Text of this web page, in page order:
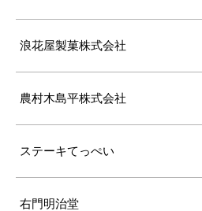
浪花屋製菓株式会社
農村木島平株式会社
ステーキてっぺい
右門明治堂